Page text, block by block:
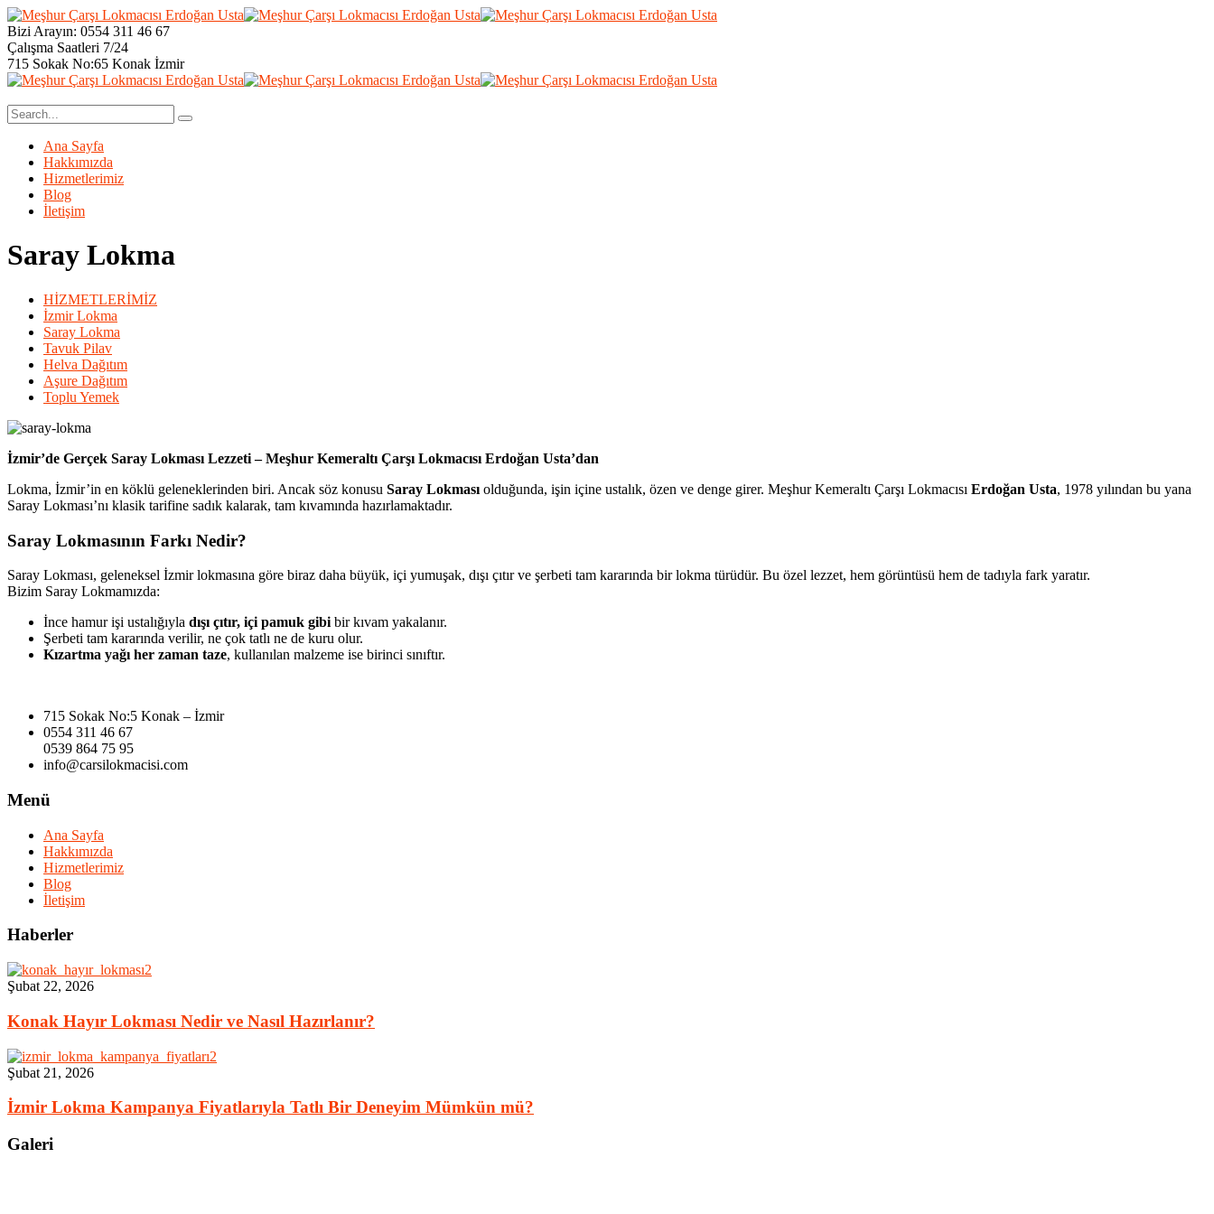
Bizi Arayın: 0554 311 46 67
Çalışma Saatleri 7/24
715 Sokak No:65 Konak İzmir
Ana Sayfa
Hakkımızda
Hizmetlerimiz
Blog
İletişim
Saray Lokma
HİZMETLERİMİZ
İzmir Lokma
Saray Lokma
Tavuk Pilav
Helva Dağıtım
Aşure Dağıtım
Toplu Yemek
İzmir’de Gerçek Saray Lokması Lezzeti – Meşhur Kemeraltı Çarşı Lokmacısı Erdoğan Usta’dan
Lokma, İzmir’in en köklü geleneklerinden biri. Ancak söz konusu Saray Lokması olduğunda, işin içine ustalık, özen ve denge girer. Meşhur Kemeraltı Çarşı Lokmacısı Erdoğan Usta, 1978 yılından bu yana
Saray Lokması’nı klasik tarifine sadık kalarak, tam kıvamında hazırlamaktadır.
Saray Lokmasının Farkı Nedir?
Saray Lokması, geleneksel İzmir lokmasına göre biraz daha büyük, içi yumuşak, dışı çıtır ve şerbeti tam kararında bir lokma türüdür. Bu özel lezzet, hem görüntüsü hem de tadıyla fark yaratır.
Bizim Saray Lokmamızda:
İnce hamur işi ustalığıyla dışı çıtır, içi pamuk gibi bir kıvam yakalanır.
Şerbeti tam kararında verilir, ne çok tatlı ne de kuru olur.
Kızartma yağı her zaman taze, kullanılan malzeme ise birinci sınıftır.
715 Sokak No:5 Konak – İzmir
0554 311 46 67
0539 864 75 95
info@carsilokmacisi.com
Menü
Ana Sayfa
Hakkımızda
Hizmetlerimiz
Blog
İletişim
Haberler
Şubat 22, 2026
Konak Hayır Lokması Nedir ve Nasıl Hazırlanır?
Şubat 21, 2026
İzmir Lokma Kampanya Fiyatlarıyla Tatlı Bir Deneyim Mümkün mü?
Galeri